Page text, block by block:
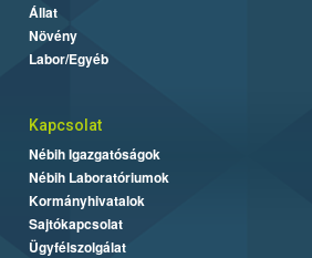
Állat
Növény
Labor/Egyéb
Kapcsolat
Nébih Igazgatóságok
Nébih Laboratóriumok
Kormányhivatalok
Sajtókapcsolat
Ügyfélszolgálat